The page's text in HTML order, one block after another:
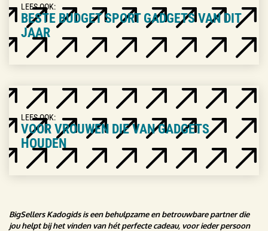
LEES OOK:
BESTE BUDGET SPORT GADGETS VAN DIT
JAAR
LEES OOK:
VOOR VROUWEN DIE VAN GADGETS
HOUDEN
BigSellers Kadogids is een behulpzame en betrouwbare partner die
jou helpt bij het vinden van hét perfecte cadeau, voor ieder persoon